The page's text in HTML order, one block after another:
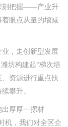
刻把握——产业升
眼点从量的增减
，走创新型发展
坊构建起“梯次培
资源进行重点扶
攀升。
厚厚一摞材
机，我们对全区企